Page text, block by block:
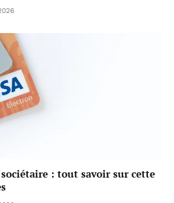
: tout savoir sur cette